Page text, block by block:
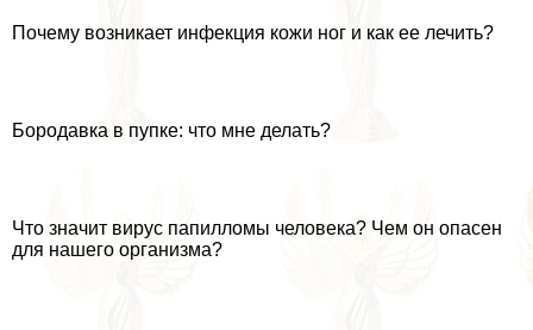
Почему возникает инфекция кожи ног и как ее лечить?
Бородавка в пупке: что мне делать?
Что значит вирус папилломы человека? Чем он опасен
для нашего организма?